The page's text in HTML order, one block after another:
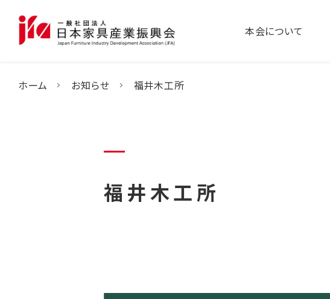
本会について
ホーム お知らせ 福井木工所
福井木工所